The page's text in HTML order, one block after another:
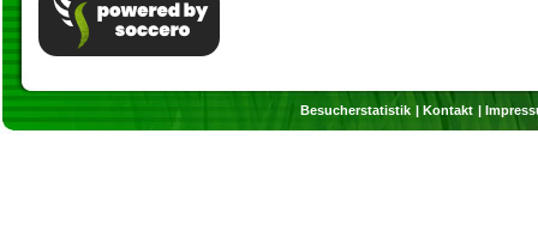
Besucherstatistik Kontakt